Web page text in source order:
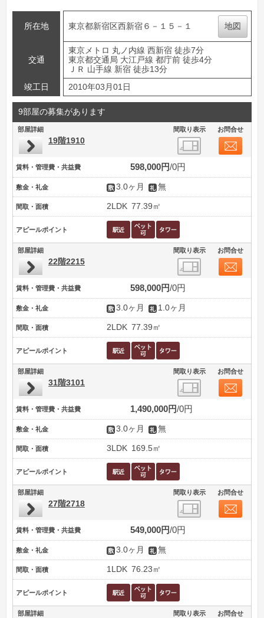
所在地 東京都新宿区西新宿６－１５－１ 地図
交通
東京メトロ 丸ノ内線 西新宿 徒歩7分
東京都交通局 大江戸線 都庁前 徒歩4分
ＪＲ 山手線 新宿 徒歩13分
竣工日
2010年03月01日
9部屋の募集があります
部屋詳細 間取り表示 お問合せ
19階1910
賃料・管理費・共益費 598,000円 0円
敷金・礼金 3.0ヶ月 無
間取・面積 2LDK 77.39㎡
アピールポイント
部屋詳細 間取り表示 お問合せ
22階2215
賃料・管理費・共益費 598,000円 0円
敷金・礼金 3.0ヶ月 1.0ヶ月
間取・面積 2LDK 77.39㎡
アピールポイント
部屋詳細 間取り表示 お問合せ
31階3101
賃料・管理費・共益費 1,490,000円 0円
敷金・礼金 3.0ヶ月 無
間取・面積 3LDK 169.5㎡
アピールポイント
部屋詳細 間取り表示 お問合せ
27階2718
賃料・管理費・共益費 549,000円 0円
敷金・礼金 3.0ヶ月 無
間取・面積 1LDK 76.23㎡
アピールポイント
部屋詳細 間取り表示 お問合せ